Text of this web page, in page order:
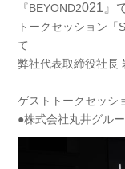
『BEYOND2021』
トークセッション「
て
弊社代表取締役社長
ゲストトークセッシ
●株式会社丸井グル